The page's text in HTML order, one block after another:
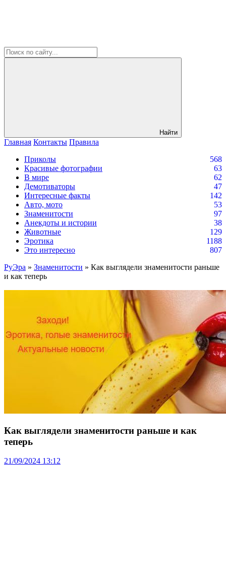
Найти
Главная Контакты Правила
Приколы
568
Красивые фотографии
63
В мире
62
Демотиваторы
47
Интересные факты
142
Авто, мото
53
Знаменитости
97
Анекдоты и истории
38
Животные
129
Эротика
1188
Это интересно
807
РуЭра » Знаменитости » Как выглядели знаменитости раньше
и как теперь
Как выглядели знаменитости раньше и как
теперь
21/09/2024 13:12